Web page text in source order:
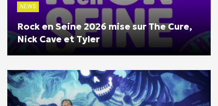
NEWS
Rock en Seine 2026 mise sur The Cure,
Nick Cave et Tyler